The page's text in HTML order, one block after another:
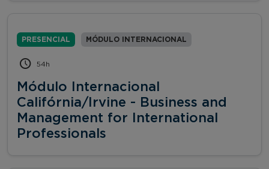
PRESENCIAL MÓDULO INTERNACIONAL
54h
Módulo Internacional
Califórnia/Irvine - Business and
Management for International
Professionals